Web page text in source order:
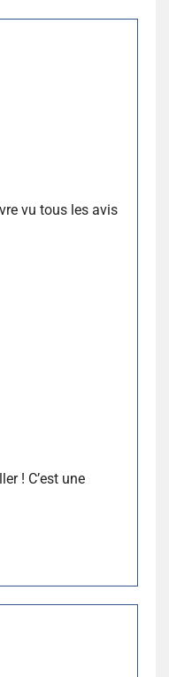
vu tous les avis
! C’est une